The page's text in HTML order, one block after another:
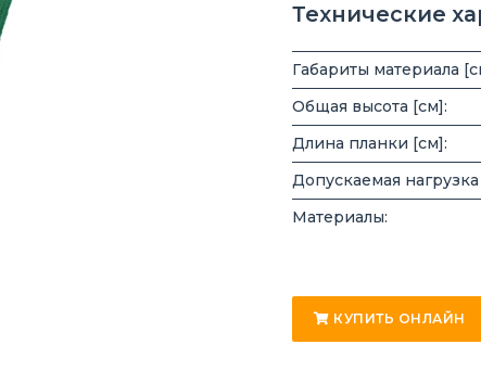
Технические
Габариты материала
Общая высота [см]:
Длина планки [см]:
Допускаемая нагрузка
Материалы:
КУПИТЬ ОНЛАЙН